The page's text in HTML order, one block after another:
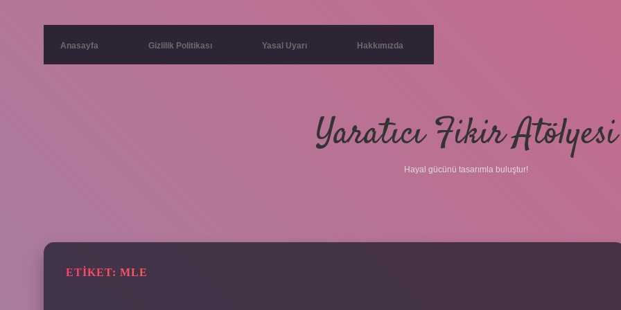
Anasayfa Gizlilik Politikası Yasal Uyarı Hakkımızda
Yaratıcı Fikir Atölyesi
Hayal gücünü tasarımla buluştur!
ETIKET: MLE